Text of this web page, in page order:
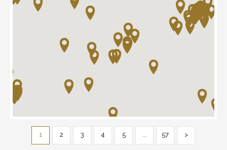
1 2 3 4 5 ... 57 >